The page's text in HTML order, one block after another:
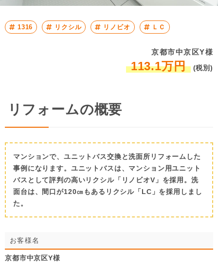
1316 リクシル リノビオ ＬＣ
京都市中京区Y様
113.1万円 (税別)
リフォームの概要
マンションで、ユニットバス交換と洗面所リフォームした
事例になります。ユニットバスは、マンション用ユニット
バスとして評判の高いリクシル「リノビオV」を採用。洗
面台は、間口が120㎝もあるリクシル「LC」を採用しまし
た。
お客様名
京都市中京区Y様